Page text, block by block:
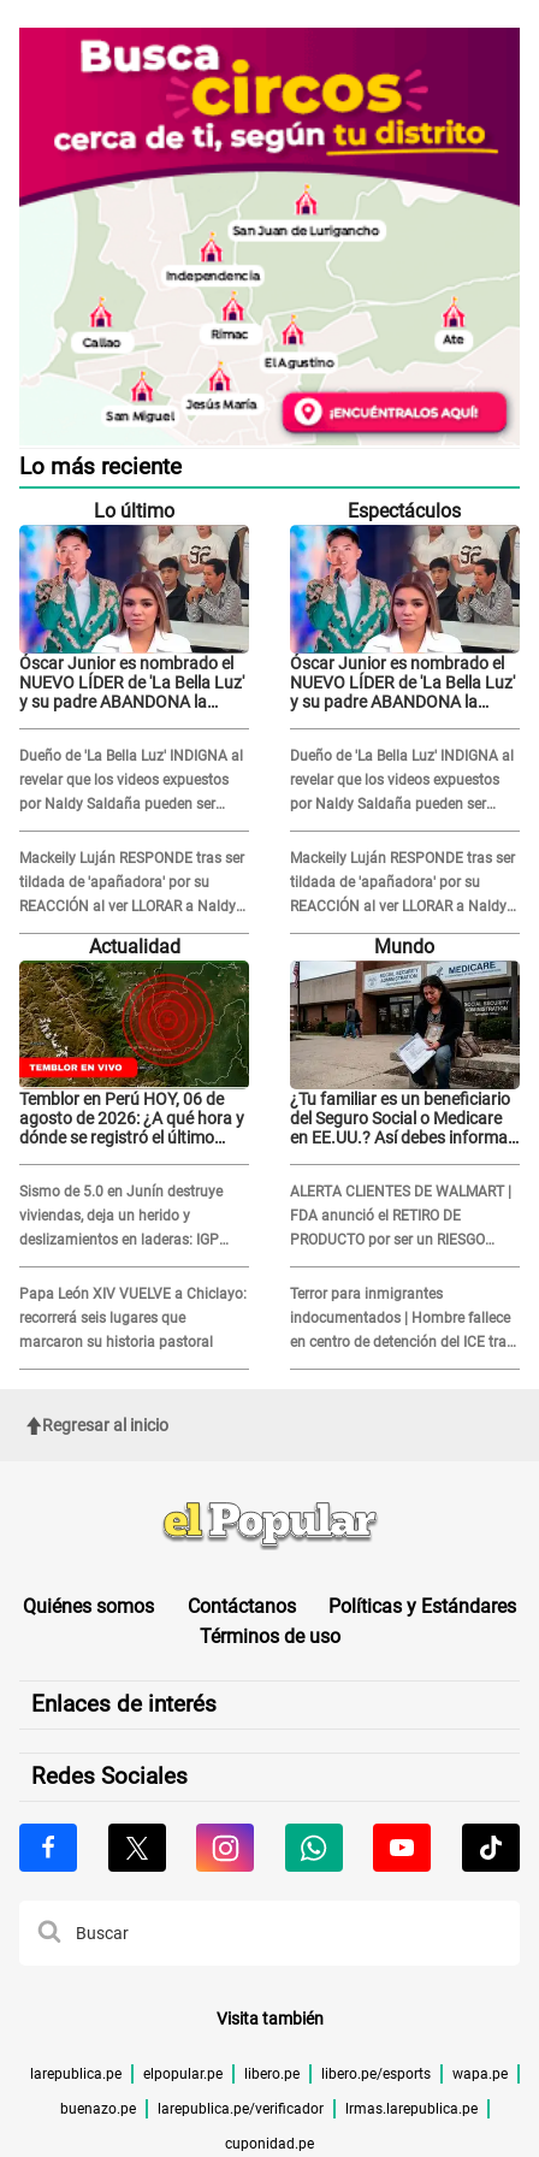
Lo más reciente
Lo último
Óscar Junior es nombrado el
NUEVO LÍDER de 'La Bella Luz'
y su padre ABANDONA la
Dueño de 'La Bella Luz' INDIGNA al
revelar que los videos expuestos
por Naldy Saldaña pueden ser
EDITADOS: "Yo tengo sus dos
visitas..."
Mackeily Luján RESPONDE tras ser
tildada de 'apañadora' por su
REACCIÓN al ver LLORAR a Naldy
Saldaña tras acoso: "No sabía la
Espectáculos
Óscar Junior es nombrado el
NUEVO LÍDER de 'La Bella Luz'
y su padre ABANDONA la
Dueño de 'La Bella Luz' INDIGNA al
revelar que los videos expuestos
por Naldy Saldaña pueden ser
EDITADOS: "Yo tengo sus dos
visitas..."
Mackeily Luján RESPONDE tras ser
tildada de 'apañadora' por su
REACCIÓN al ver LLORAR a Naldy
Saldaña tras acoso: "No sabía la
Actualidad
Temblor en Perú HOY, 06 de
agosto de 2026: ¿A qué hora y
dónde se registró el último
Sismo de 5.0 en Junín destruye
viviendas, deja un herido y
deslizamientos en laderas: IGP
alerta sobre posibles réplicas
Papa León XIV VUELVE a Chiclayo:
recorrerá seis lugares que
marcaron su historia pastoral
Mundo
¿Tu familiar es un beneficiario
del Seguro Social o Medicare
en EE.UU.? Así debes informar
ALERTA CLIENTES DE WALMART |
FDA anunció el RETIRO DE
PRODUCTO por ser un RIESGO
MORTAL para consumidores: ¿Cuál
es?
Terror para inmigrantes
indocumentados | Hombre fallece
en centro de detención del ICE tras
sufrir una "emergencia médica"
Regresar al inicio
Quiénes somos Contáctanos
Políticas y Estándares
Términos de uso
Enlaces de interés
Redes Sociales
Visita también
larepublica.pe elpopular.pe libero.pe libero.pe/esports wapa.pe
buenazo.pe larepublica.pe/verificador lrmas.larepublica.pe
cuponidad.pe